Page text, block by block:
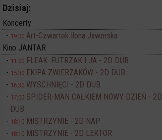
Dzisiaj:
Koncerty
19:00 Art-Czwartek Ilona Jaworska
Kino JANTAR
11:00 FLEAK. FUTRZAK I JA - 2D DUB
15:30 EKIPA ZWIERZAKÓW - 2D DUB
16:30 WYSCHNIĘCI - 2D DUB
17:00 SPIDER-MAN CAŁKIEM NOWY DZIEŃ - 2D
DUB
18:10 MISTRZYNIE - 2D NAP
18:10 MISTRZYNIE - 2D LEKTOR